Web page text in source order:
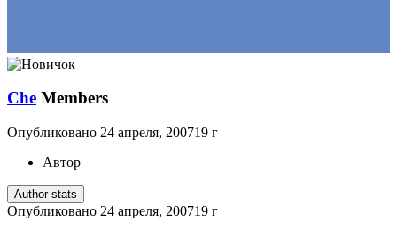
Che Members
Опубликовано 24 апреля, 200719 г
Автор
Author stats
Опубликовано 24 апреля, 200719 г